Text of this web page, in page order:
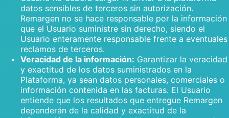
datos sensibles de terceros sin autorización.
Remargen no se hace responsable por la información
que el Usuario suministre sin derecho, siendo el
Usuario enteramente responsable frente a eventuales
reclamos de terceros.
Veracidad de la información: Garantizar la veracidad
y exactitud de los datos suministrados en la
Plataforma, ya sean datos personales, comerciales o
información contenida en las facturas. El Usuario
entiende que los resultados que entregue Remargen
dependerán de la calidad y exactitud de la